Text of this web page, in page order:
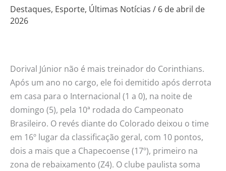
Destaques, Esporte, Últimas Notícias / 6 de abril de
2026
Dorival Júnior não é mais treinador do Corinthians.
Após um ano no cargo, ele foi demitido após derrota
em casa para o Internacional (1 a 0), na noite de
domingo (5), pela 10ª rodada do Campeonato
Brasileiro. O revés diante do Colorado deixou o time
em 16º lugar da classificação geral, com 10 pontos,
dois a mais que a Chapecoense (17º), primeiro na
zona de rebaixamento (Z4). O clube paulista soma
e
Flamengo
Brasileirão